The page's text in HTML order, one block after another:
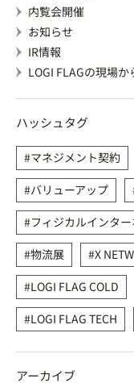
内覧会開催
お知らせ
IR情報
LOGI FLAGの現場か
ハッシュタグ
マネジメント契約
バリューアップ
フィジカルインタ
物流展
X
LOGI FLAG COLD
LOGI FLAG TECH
アーカイブ